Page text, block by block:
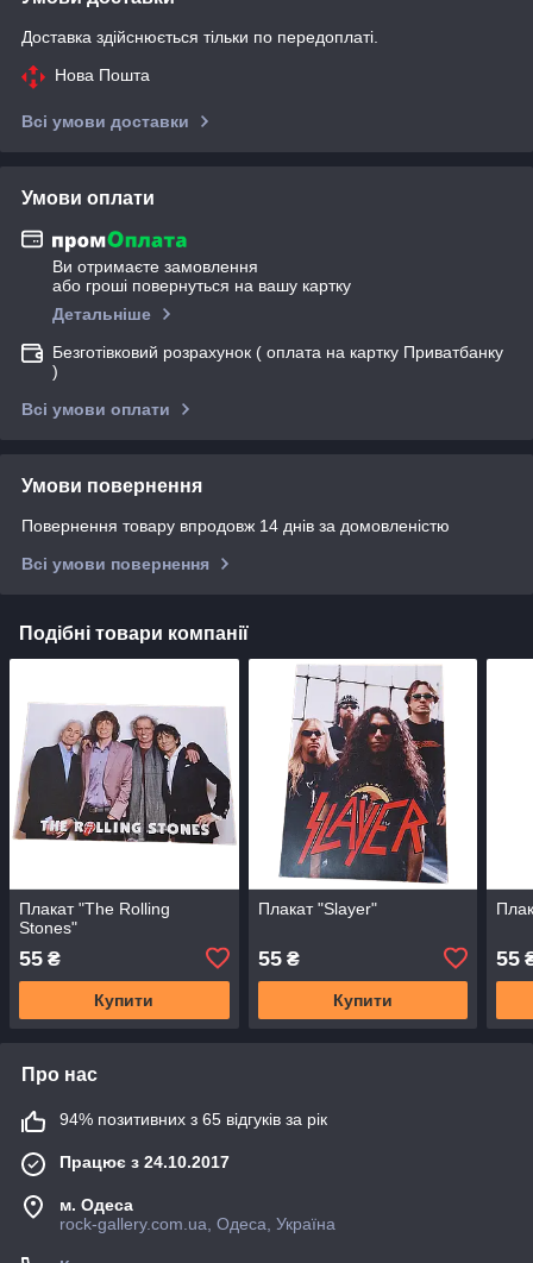
Доставка здійснюється тільки по передоплаті.
Нова Пошта
Всі умови доставки
Умови оплати
Ви отримаєте замовлення
або гроші повернуться на вашу картку
Детальніше
Безготівковий розрахунок ( оплата на картку Приватбанку
)
Всі умови оплати
Умови повернення
Повернення товару впродовж 14 днів за домовленістю
Всі умови повернення
Подібні товари компанії
Плакат "The Rolling
Stones"
55 ₴
Купити
Плакат "Slayer"
55₴
Купити
55
Про нас
94% позитивних з 65 відгуків за рік
Працює з 24.10.2017
м. Одеса
rock-gallery.com.ua, Одеса, Україна